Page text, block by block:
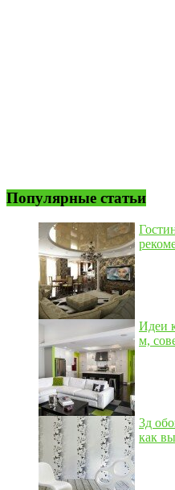
Популярные статьи
Идеи
м,
3д
как